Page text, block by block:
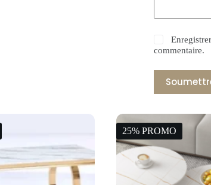
commentaire.
25% PROMO